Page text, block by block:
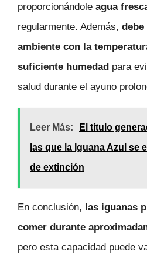
proporcionándole agua
regularmente. Además, debe
ambiente con la
suficiente humedad para
salud durante el ayuno
Leer Más:
El título
las que la Iguana Azul se
de extinción
En conclusión, las iguanas
comer durante
pero esta capacidad puede